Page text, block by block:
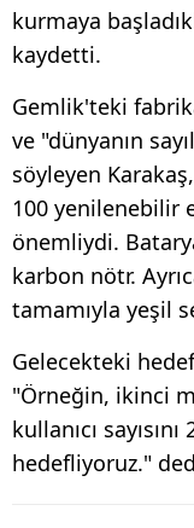
kurmaya
kaydetti.
Gemlik'teki
ve "dünyanın
söyleyen
100 yenilenebilir
önemliydi.
karbon nötr.
tamamıyla yeşil
Gelecekteki
"Örneğin, ikinci
kullanıcı
hedefliyoruz."